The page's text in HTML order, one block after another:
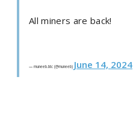
All miners are back!
— muneeb.btc (@muneeb) June 14, 2024